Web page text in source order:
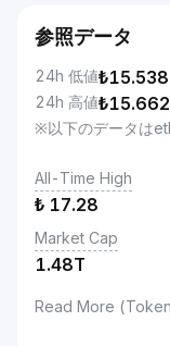
参照データ
24h 低値₺
24h 高値₺
※以下のデータは
All-Time High
₺ 17.28
Market Cap
1.48T
Read More